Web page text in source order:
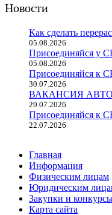
Новости
Как сделать
05.08.2026
Присоединяйся у
05.08.2026
Присоединяйся к
30.07.2026
ВАКАНСИЯ
29.07.2026
Присоединяйся к
22.07.2026
Главная
Информация
Физическим лицам
Юридическим
Закупки и
Карта сайта